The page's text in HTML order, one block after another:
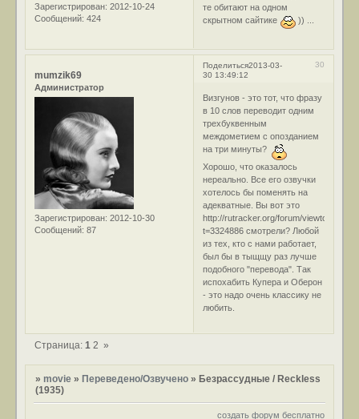
Зарегистрирован: 2012-10-24
Сообщений: 424
те обитают на одном
скрытном сайтике
)) ...
Поделиться 30
2013-03-
30 13:49:12
mumzik69
Администратор
Зарегистрирован: 2012-10-30
Сообщений: 87
Визгунов - это тот, что фразу
в 10 слов переводит одним
трехбуквенным
междометием с опозданием
на три минуты?
Хорошо, что оказалось
нереально. Все его озвучки
хотелось бы поменять на
адекватные. Вы вот это
http://rutracker.org/forum/
t=3324886 смотрели? Любой
из тех, кто с нами работает,
был бы в тыщщу раз лучше
подобного "перевода". Так
испохабить Купера и Оберон
- это надо очень классику не
любить.
Страница:1 2 »
»movie »Переведено/Озвучено »Безрассудные / Reckless
(1935)
создать форум бесплатно